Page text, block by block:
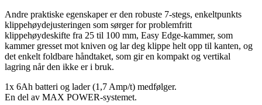
Andre praktiske egenskaper er den robuste 7-stegs, enkeltpunkts
klippehøydejusteringen som sørger for problemfritt
klippehøydeskifte fra 25 til 100 mm, Easy Edge-kammer, som
kammer gresset mot kniven og lar deg klippe helt opp til kanten, og
det enkelt foldbare håndtaket, som gir en kompakt og vertikal
lagring når den ikke er i bruk.
1x 6Ah batteri og lader (1,7 Amp/t) medfølger.
En del av MAX POWER-systemet.